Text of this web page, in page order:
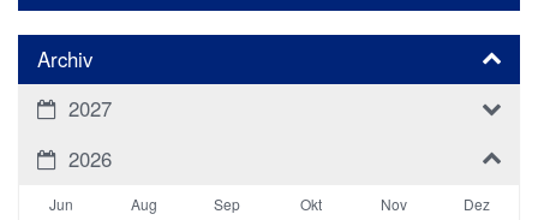
Archiv
2027
2026
Jun Aug Sep Okt Nov Dez